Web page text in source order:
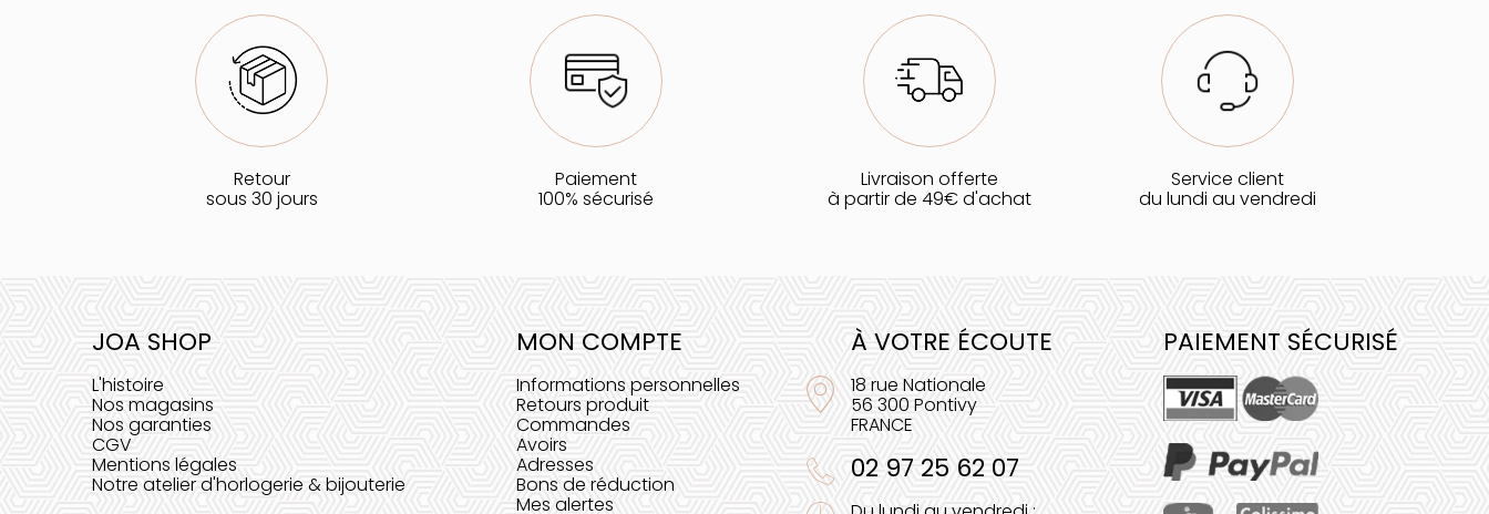
Retour
sous 30 jours
Paiement
100% sécurisé
Livraison offerte
à partir de 49€ d'achat
Service client
du lundi au vendredi
JOA SHOP
L'histoire
Nos magasins
Nos garanties
CGV
Mentions légales
Notre atelier d'horlogerie & bijouterie
MON COMPTE
Informations personnelles
Retours produit
Commandes
Avoirs
Adresses
Bons de réduction
Mes alertes
À VOTRE ÉCOUTE
18 rue Nationale
56 300 Pontivy
FRANCE
02 97 25 62 07
PAIEMENT SÉCURISÉ